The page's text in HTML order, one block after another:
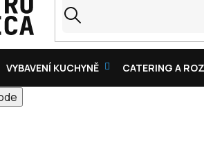
VYBAVENÍ KUCHYNĚ CATERING A